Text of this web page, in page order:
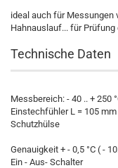
ideal auch für Messungen
Hahnauslauf... für
Technische Daten
Messbereich: - 40 .. + 250
Einstechfühler L = 105
Schutzhülse
Genauigkeit + - 0,5 °C ( -
Ein - Aus- Schalter